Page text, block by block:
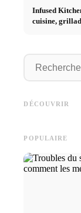
Infused
cuisine,
DÉCOUVRIR
sociaux : plus de
au marketing en
POPULAIRE